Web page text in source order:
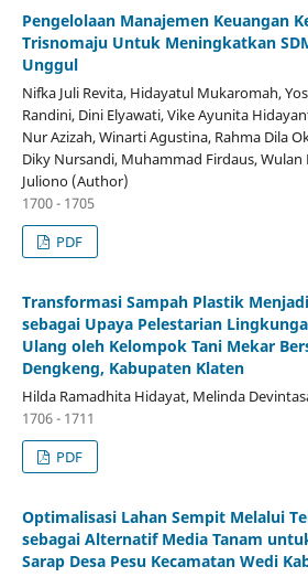
Pengelolaan Manajemen Keuangan
Trisnomaju Untuk Meningkatkan
Unggul
Nifka Juli Revita, Hidayatul Mukaromah,
Randini, Dini Elyawati, Vike Ayunita
Nur Azizah, Winarti Agustina, Rahma Dila
Diky Nursandi, Muhammad Firdaus, Wulan
Juliono (Author)
1700 - 1705
PDF
Transformasi Sampah Plastik
sebagai Upaya Pelestarian
Ulang oleh Kelompok Tani Mekar
Dengkeng, Kabupaten Klaten
Hilda Ramadhita Hidayat, Melinda
1706 - 1711
PDF
Optimalisasi Lahan Sempit Melalui
sebagai Alternatif Media Tanam
Sarap Desa Pesu Kecamatan Wedi